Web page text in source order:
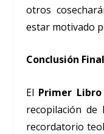
otros
estar motivado
Conclusión Final
El Primer
recopilación de
recordatorio